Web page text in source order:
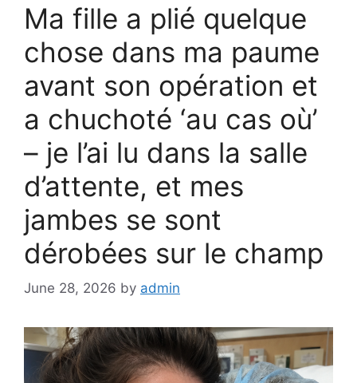
Ma fille a plié quelque
chose dans ma paume
avant son opération et
a chuchoté ‘au cas où’
– je l’ai lu dans la salle
d’attente, et mes
jambes se sont
dérobées sur le champ
June 28, 2026 by admin